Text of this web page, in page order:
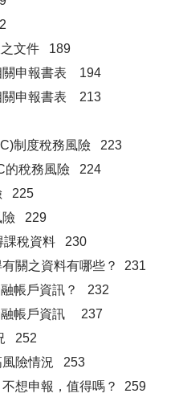
之文件 189
關申報書表 194
關申報書表 213
制度稅務風險 223
的稅務風險 224
225
險 229
課稅資料 230
關之資料有哪些？ 231
融帳戶資訊？ 232
融帳戶資訊 237
252
風險情況 253
想申報，值得嗎？ 259